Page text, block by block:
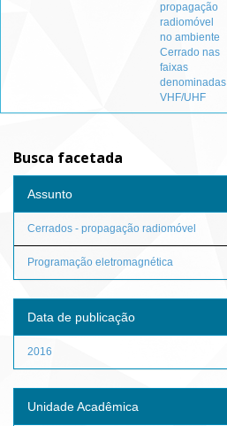
propagação
radiomóvel
no ambiente
Cerrado nas
faixas
denominadas
VHF/UHF
Busca facetada
Assunto
Cerrados - propagação radiomóvel
Programação eletromagnética
Data de publicação
2016
Unidade Acadêmica